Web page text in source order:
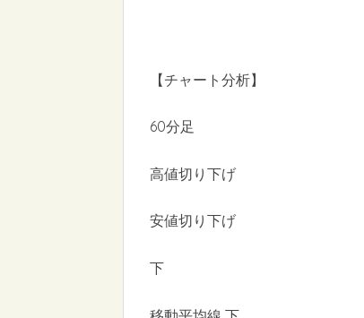
【チャート分析】
60分足
高値切り下げ
安値切り下げ
下